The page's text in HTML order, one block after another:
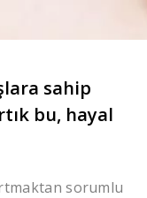
sahip
bu, hayal
sorumlu